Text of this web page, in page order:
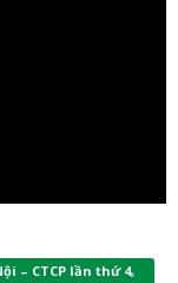
– CTCP lần thứ 4,